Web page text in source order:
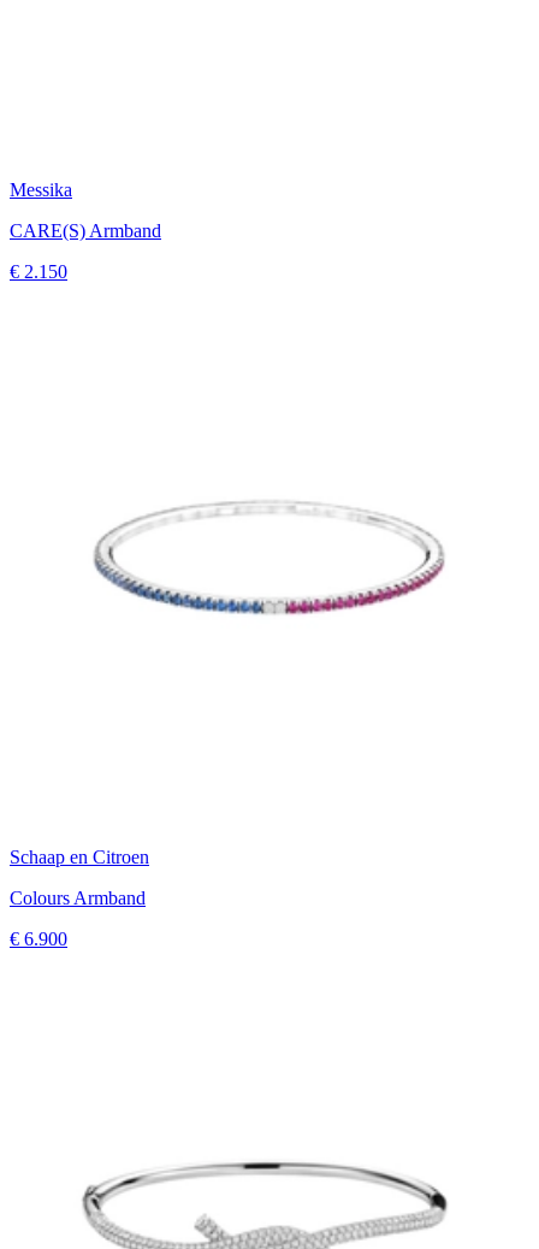
Messika
CARE(S) Armband
€ 2.150
Schaap en Citroen
Colours Armband
€ 6.900